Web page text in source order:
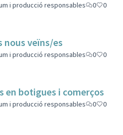
i producció responsables 0 0
nous veïns/es
i producció responsables 0 0
en botigues i comerços
i producció responsables 0 0